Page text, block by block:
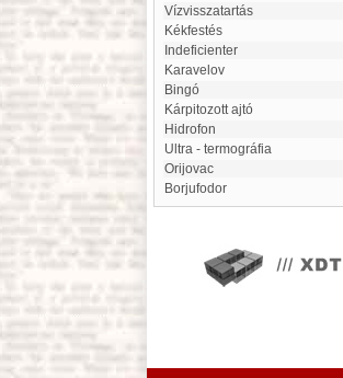
Vízvisszatartás
Kékfestés
Indeficienter
Karavelov
Bingó
Kárpitozott ajtó
hidrofon
ultra - termográfia
Orijovac
Borjufodor